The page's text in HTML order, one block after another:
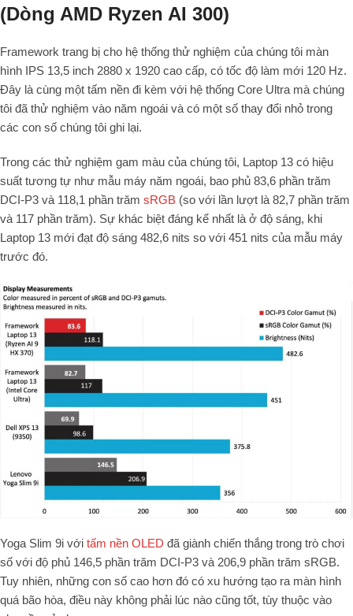
(Dòng AMD Ryzen AI 300)
Framework trang bị cho hệ thống thử nghiệm của chúng tôi màn
hình IPS 13,5 inch 2880 x 1920 cao cấp, có tốc độ làm mới 120 Hz.
Đây là cùng một tấm nền đi kèm với hệ thống Core Ultra mà chúng
tôi đã thử nghiệm vào năm ngoái và có một số thay đổi nhỏ trong
các con số chúng tôi ghi lại.
Trong các thử nghiệm gam màu của chúng tôi, Laptop 13 có hiệu
suất tương tự như mẫu máy năm ngoái, bao phủ 83,6 phần trăm
DCI-P3 và 118,1 phần trăm sRGB (so với lần lượt là 82,7 phần trăm
và 117 phần trăm). Sự khác biệt đáng kể nhất là ở độ sáng, khi
Laptop 13 mới đạt độ sáng 482,6 nits so với 451 nits của mẫu máy
trước đó.
Yoga Slim 9i với tấm nền OLED đã giành chiến thắng trong trò chơi
số với độ phủ 146,5 phần trăm DCI-P3 và 206,9 phần trăm sRGB.
Tuy nhiên, những con số cao hơn đó có xu hướng tạo ra màn hình
quá bão hòa, điều này không phải lúc nào cũng tốt, tùy thuộc vào